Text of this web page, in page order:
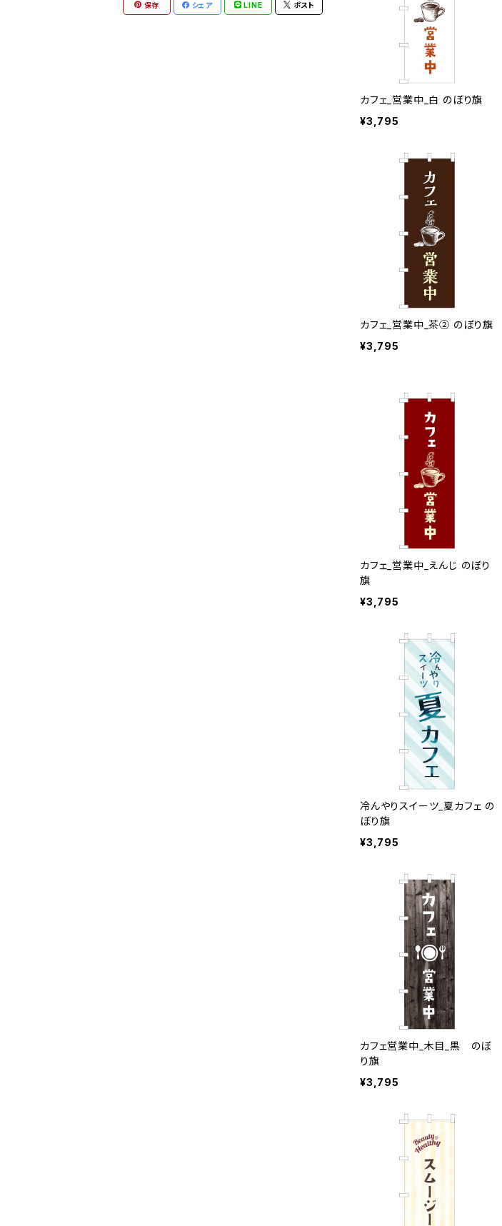
カフェ_営業中_白 のぼり旗
¥3,795
カフェ_営業中_茶② のぼり旗
¥3,795
カフェ_営業中_えんじ のぼり
旗
¥3,795
冷んやりスイーツ_夏カフェ の
ぼり旗
¥3,795
カフェ営業中_木目_黒 のぼ
り旗
¥3,795
保存 シェア LINE ポスト